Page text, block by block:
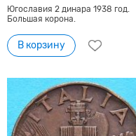
Югославия 2 динара 1938 год.
Большая корона.
В корзину